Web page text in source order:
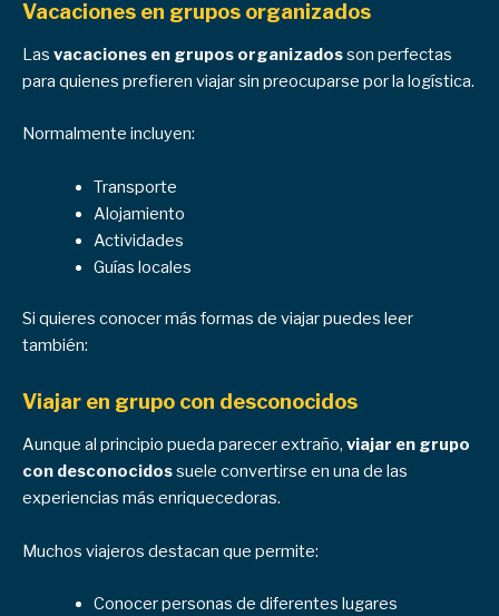
Vacaciones en grupos organizados
Las vacaciones en grupos organizadosson perfectas
para quienes prefieren viajar sin preocuparse por la logística.
Normalmente incluyen:
Transporte
Alojamiento
Actividades
Guías locales
Si quieres conocer más formas de viajar puedes leer
también:
Viajar en grupo con desconocidos
Aunque al principio pueda parecer extraño, viajar en grupo
con desconocidossuele convertirse en una de las
experiencias más enriquecedoras.
Muchos viajeros destacan que permite:
Conocer personas de diferentes lugares